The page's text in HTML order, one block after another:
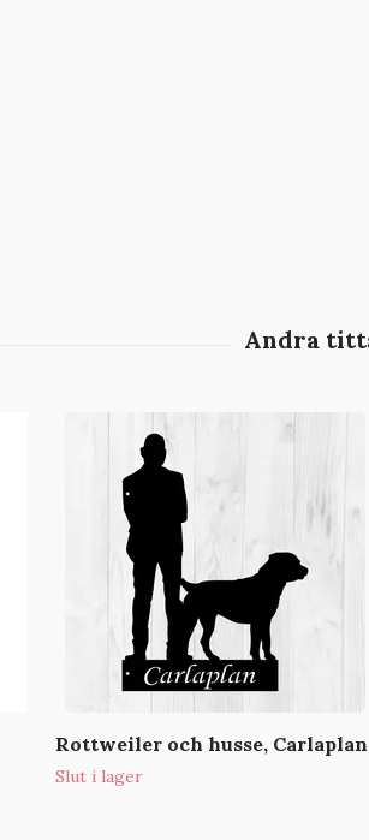
Rottweiler och husse, Carlaplan
Slut i lager